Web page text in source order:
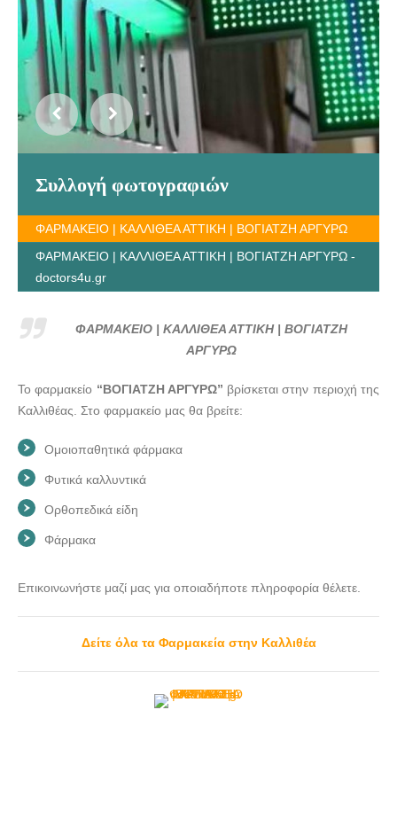
Συλλογή φωτογραφιών
ΦΑΡΜΑΚΕΙΟ | ΚΑΛΛΙΘΕΑ ΑΤΤΙΚΗ | ΒΟΓΙΑΤΖΗ ΑΡΓΥΡΩ
ΦΑΡΜΑΚΕΙΟ | ΚΑΛΛΙΘΕΑ ΑΤΤΙΚΗ | ΒΟΓΙΑΤΖΗ ΑΡΓΥΡΩ -
doctors4u.gr
ΦΑΡΜΑΚΕΙΟ | ΚΑΛΛΙΘΕΑ ΑΤΤΙΚΗ | ΒΟΓΙΑΤΖΗ
ΑΡΓΥΡΩ
Το φαρμακείο “ΒΟΓΙΑΤΖΗ ΑΡΓΥΡΩ” βρίσκεται στην περιοχή της
Καλλιθέας. Στο φαρμακείο μας θα βρείτε:
Ομοιοπαθητικά φάρμακα
Φυτικά καλλυντικά
Ορθοπεδικά είδη
Φάρμακα
Επικοινωνήστε μαζί μας για οποιαδήποτε πληροφορία θέλετε.
Δείτε όλα τα Φαρμακεία στην Καλλιθέα